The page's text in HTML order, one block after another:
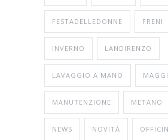
FESTADELLEDONNE FRENI
INVERNO LANDIRENZO
LAVAGGIO A MANO
MANUTENZIONE METANO
NEWS NOVITÀ